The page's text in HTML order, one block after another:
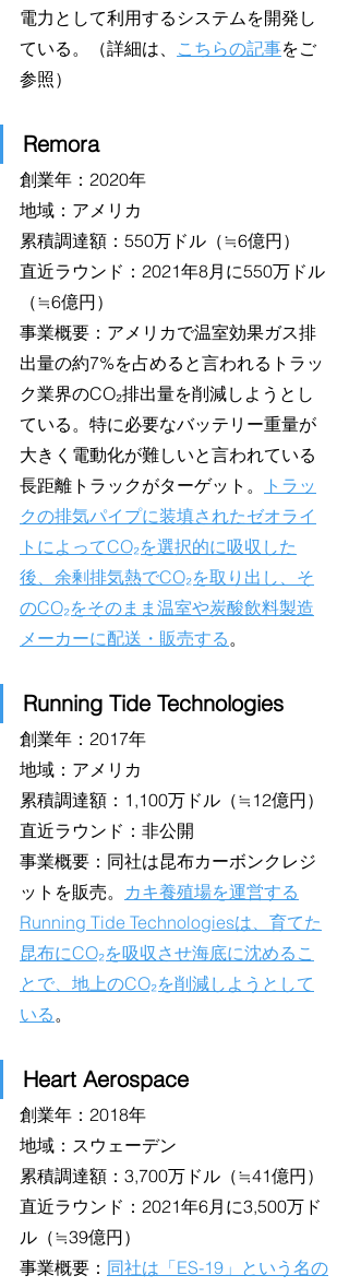
電力として利用するシステムを開発し
ている。（詳細は、 こちらの記事をご
参照）
Remora
創業年：2020年
地域：アメリカ
累積調達額：550万ドル（≒6億円）
直近ラウンド：2021年8月に550万ドル
（≒6億円）
事業概要：アメリカで温室効果ガス排
出量の約7%を占めると言われるトラッ
ク業界のCO₂排出量を削減しようとし
ている。特に必要なバッテリー重量が
大きく電動化が難しいと言われている
長距離トラックがターゲット。
トラッ
クの排気パイプに装填されたゼオライ
トによってCO₂を選択的に吸収した
後、余剰排気熱でCO₂を取り出し、そ
のCO₂をそのまま温室や炭酸飲料製造
メーカーに配送・販売する。
Running Tide Technologies
創業年：2017年
地域：アメリカ
累積調達額：1,100万ドル（≒12億円）
直近ラウンド：非公開
事業概要：同社は昆布カーボンクレジ
ットを販売。 カキ養殖場を運営する
Running Tide Technologiesは、育てた
昆布にCO₂を吸収させ海底に沈めるこ
とで、地上のCO₂を削減しようとして
いる。
Heart Aerospace
創業年：2018年
地域：スウェーデン
累積調達額：3,700万ドル（≒41億円）
直近ラウンド：2021年6月に3,500万ド
ル（≒39億円）
事業概要： 同社は「ES-19」という名の